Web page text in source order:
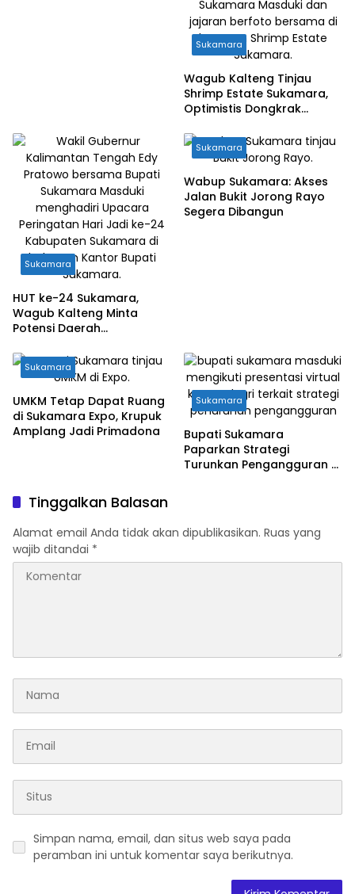
Sukamara
Wagub Kalteng Tinjau
Shrimp Estate Sukamara,
Optimistis Dongkrak
Sukamara
HUT ke-24 Sukamara,
Wagub Kalteng Minta
Potensi Daerah
Sukamara
Wabup Sukamara: Akses
Jalan Bukit Jorong Rayo
Segera Dibangun
Sukamara
UMKM Tetap Dapat Ruang
di Sukamara Expo, Krupuk
Amplang Jadi Primadona
Sukamara
Bupati Sukamara
Paparkan Strategi
Turunkan Pengangguran di
Tinggalkan Balasan
Alamat email Anda tidak akan dipublikasikan. Ruas yang
wajib ditandai *
Simpan nama, email, dan situs web saya pada
peramban ini untuk komentar saya berikutnya.